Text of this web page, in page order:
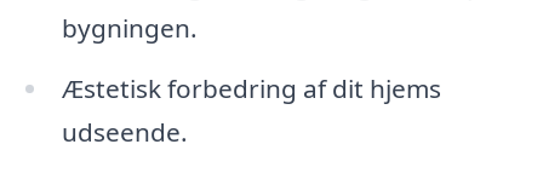
bygningen.
Æstetisk forbedring af dit hjems
udseende.